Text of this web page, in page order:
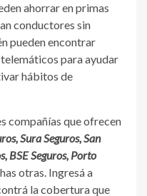
ahorrar en primas
conductores sin
pueden encontrar
para ayudar
hábitos de
compañías que ofrecen
Sura Seguros, San
BSE Seguros, Porto
otras. Ingresá a
la cobertura que